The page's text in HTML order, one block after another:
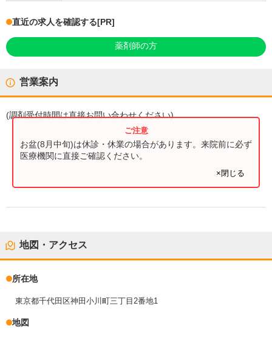
直近の求人を確認する[PR]
薬剤師の方
営業案内
(調剤受付時間は直接お問い合わせください)
お盆(8月中旬)は休診・休業の場合があります。来院前に必ず
医療機関に直接ご確認ください。
×閉じる
地図・アクセス
所在地
東京都千代田区神田小川町三丁目2番地1
地図